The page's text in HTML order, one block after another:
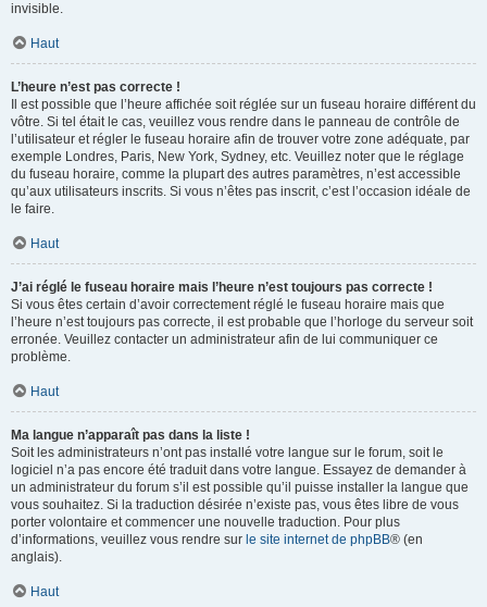
invisible.
Haut
L’heure n’est pas correcte !
Il est possible que l’heure affichée soit réglée sur un fuseau horaire différent du
vôtre. Si tel était le cas, veuillez vous rendre dans le panneau de contrôle de
l’utilisateur et régler le fuseau horaire afin de trouver votre zone adéquate, par
exemple Londres, Paris, New York, Sydney, etc. Veuillez noter que le réglage
du fuseau horaire, comme la plupart des autres paramètres, n’est accessible
qu’aux utilisateurs inscrits. Si vous n’êtes pas inscrit, c’est l’occasion idéale de
le faire.
Haut
J’ai réglé le fuseau horaire mais l’heure n’est toujours pas correcte !
Si vous êtes certain d’avoir correctement réglé le fuseau horaire mais que
l’heure n’est toujours pas correcte, il est probable que l’horloge du serveur soit
erronée. Veuillez contacter un administrateur afin de lui communiquer ce
problème.
Haut
Ma langue n’apparaît pas dans la liste !
Soit les administrateurs n’ont pas installé votre langue sur le forum, soit le
logiciel n’a pas encore été traduit dans votre langue. Essayez de demander à
un administrateur du forum s’il est possible qu’il puisse installer la langue que
vous souhaitez. Si la traduction désirée n’existe pas, vous êtes libre de vous
porter volontaire et commencer une nouvelle traduction. Pour plus
d’informations, veuillez vous rendre sur le site internet de phpBB® (en
anglais).
Haut